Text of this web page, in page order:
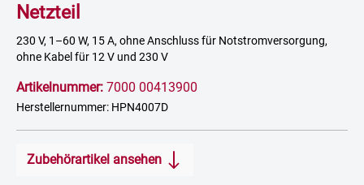
Netzteil
230 V, 1–60 W, 15 A, ohne Anschluss für Notstromversorgung,
ohne Kabel für 12 V und 230 V
Artikelnummer: 7000 00413900
Herstellernummer: HPN4007D
Zubehörartikel ansehen